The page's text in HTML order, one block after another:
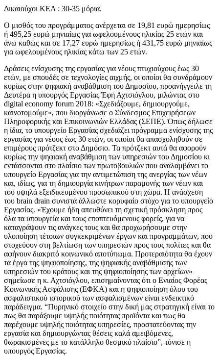
Δικαιούχοι ΚΕΑ : 30-35 μόρια.
Ο μισθός του προγράμματος ανέρχεται σε 19,81 ευρώ ημερησίως
ή 495,25 ευρώ μηνιαίως για ωφελουμένους ηλικίας 25 ετών και
άνω καθώς και σε 17,27 ευρώ ημερησίως ή 431,75 ευρώ μηνιαίως
για ωφελουμένους ηλικίας κάτω των 25 ετών.
Δράσεις ενίσχυσης της εργασίας για νέους πτυχιούχους έως 30
ετών, με σπουδές σε τεχνολογίες αιχμής, οι οποίοι θα συνδράμουν
κυρίως στην ψηφιακή αναβάθμιση του Δημοσίου, προανήγγειλε τη
Δευτέρα η υπουργός Εργασίας Έφη Αχτσιόγλου, μιλώντας στο
digital economy forum 2018: «Σχεδιάζουμε, δημιουργούμε,
καινοτομούμε», που διοργάνωσε ο Σύνδεσμος Επιχειρήσεων
Πληροφορικής και Επικοινωνιών Ελλάδας (ΣΕΠΕ). Όπως δήλωσε
η ίδια, το υπουργείο Εργασίας σχεδιάζει πρόγραμμα ενίσχυσης της
εργασίας για νέους έως 30 ετών, οι οποίοι θα απασχοληθούν σε
επιμέρους πρότζεκτ στο Δημόσιο. Τα πρότζεκτ αυτά θα αφορούν
κυρίως την ψηφιακή αναβάθμιση των υπηρεσιών του Δημοσίου κι
εντάσσονται στο πλαίσιο των πρωτοβουλιών που αναλαμβάνει το
υπουργείο Εργασίας για την αντιμετώπιση της ανεργίας των νέων
και, ιδίως, για τη δημιουργία κινήτρων παραμονής των νέων και
του υψηλά εξειδικευμένου προσωπικού στη χώρα. Η ανάσχεση
του brain drain συνιστά άλλωστε κορυφαίο στόχο για το υπουργείο
Εργασίας. «Έχουμε ήδη απευθύνει τη σχετική πρόσκληση προς
όλα τα υπουργεία και τους εποπτευόμενους φορείς, για να
καταγράψουν τις ανάγκες τους και θα προχωρήσουμε στην
υλοποίηση τέτοιων συγκεκριμένων έργων και προγραμμάτων, που
στοχεύουν στη βελτίωση των υπηρεσιών προς τους πολίτες και θα
αφήνουν διακριτό κοινωνικό αποτύπωμα. Προτεραιότητα θα έχουν
τα έργα της ψηφιοποίησης, της ψηφιακής αναβάθμισης των
υπηρεσιών του κράτους και της ψηφιοποίησης των αρχείων»
σημείωσε η κ. Αχτσιόγλου, επισημαίνοντας ότι ο Ενιαίος Φορέας
Κοινωνικής Ασφάλισης (ΕΦΚΑ) και η ψηφιοποίηση όλου του
ασφαλιστικού ιστορικού των ασφαλισμένων είναι ενδεικτικό
παράδειγμα. “Πυρηνικό στοιχείο στην δική μας στρατηγική είναι το
πως θα παράξουμε υψηλής ποιότητας προϊόντα και πως θα
παρέχουμε υψηλής ποιότητας υπηρεσίες, προστατεύοντας την
εργασία και δημιουργώντας θέσεις καλά αμειβόμενες,
θωρακισμένες με το κατάλληλο θεσμικό πλαίσιο”, τόνισε η
υπουργός Εργασίας.